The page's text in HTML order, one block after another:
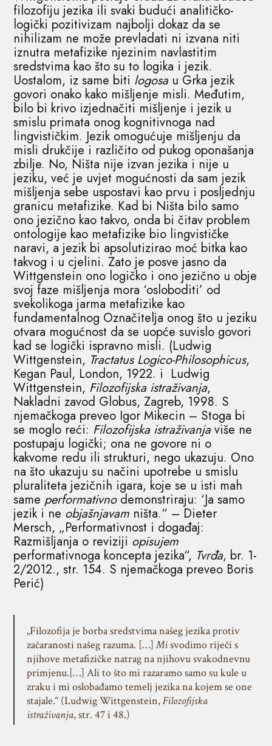
filozofiju jezika ili svaki budući analitičko-
logički pozitivizam najbolji dokaz da se
nihilizam ne može prevladati ni izvana niti
iznutra metafizike njezinim navlastitim
sredstvima kao što su to logika i jezik.
Uostalom, iz same biti logosau Grka jezik
govori onako kako mišljenje misli. Međutim,
bilo bi krivo izjednačiti mišljenje i jezik u
smislu primata onog kognitivnoga nad
lingvističkim. Jezik omogućuje mišljenju da
misli drukčije i različito od pukog oponašanja
zbilje. No, Ništa nije izvan jezika i nije u
jeziku, već je uvjet mogućnosti da sam jezik
mišljenja sebe uspostavi kao prvu i posljednju
granicu metafizike. Kad bi Ništa bilo samo
ono jezično kao takvo, onda bi čitav problem
ontologije kao metafizike bio lingvističke
naravi, a jezik bi apsolutizirao moć bitka kao
takvog i u cjelini. Zato je posve jasno da
Wittgenstein ono logičko i ono jezično u obje
svoj faze mišljenja mora ‘osloboditi’ od
svekolikoga jarma metafizike kao
fundamentalnog Označitelja onog što u jeziku
otvara mogućnost da se uopće suvislo govori
kad se logički ispravno misli. (Ludwig
Wittgenstein, Tractatus Logico-Philosophicus,
Kegan Paul, London, 1922. i Ludwig
Wittgenstein, Filozofijska istraživanja,
Nakladni zavod Globus, Zagreb, 1998. S
njemačkoga preveo Igor Mikecin – Stoga bi
se moglo reći: Filozofijska istraživanjaviše ne
postupaju logički; ona ne govore ni o
kakvome redu ili strukturi, nego ukazuju. Ono
na što ukazuju su načini upotrebe u smislu
pluraliteta jezičnih igara, koje se u isti mah
same performativnodemonstriraju: ‘Ja samo
jezik i ne objašnjavam ništa.“ – Dieter
Mersch, „Performativnost i događaj:
Razmišljanja o reviziji opisujem
performativnoga koncepta jezika“, Tvrđa, br. 1-
2/2012., str. 154. S njemačkoga preveo Boris
Perić)
„Filozofija je borba sredstvima našeg jezika protiv
začaranosti našeg razuma. […]Misvodimo riječi s
njihove metafizičke natrag na njihovu svakodnevnu
primjenu.[…] Ali to što mi razaramo samo su kule u
zraku i mi oslobađamo temelj jezika na kojem se one
stajale.“ (Ludwig Wittgenstein,Filozofijska
istraživanja, str. 47 i 48.)